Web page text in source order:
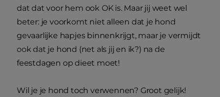
dat dat voor hem ook OK is. Maar jij weet wel
beter: je voorkomt niet alleen dat je hond
gevaarlijke hapjes binnenkrijgt, maar je vermijdt
ook dat je hond (net als jij en ik?) na de
feestdagen op dieet moet!
Wil je je hond toch verwennen? Groot gelijk!